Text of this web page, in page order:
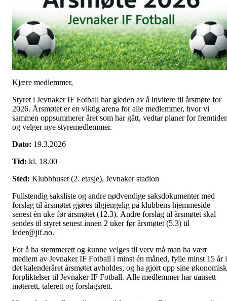
Kjære medlemmer,
Styret i Jevnaker IF Fotball har gleden av å invitere til årsmøte for
2026. Årsmøtet er en viktig arena for alle medlemmer, hvor vi
sammen oppsummerer året som har gått, vedtar planer for
og velger nye styremedlemmer.
Dato: 19.3.2026
Tid: kl. 18.00
Sted: Klubbhuset (2. etasje), Jevnaker stadion
Fullstendig saksliste og andre nødvendige saksdokumenter med
forslag til årsmøtet gjøres tilgjengelig på klubbens hjemmeside
senest én uke før årsmøtet (12.3). Andre forslag til årsmøtet skal
sendes til styret senest innen 2 uker før årsmøtet (5.3) til
leder@jif.no.
For å ha stemmerett og kunne velges til verv må man ha vært
medlem av Jevnaker IF Fotball i minst én måned, fylle minst 15 år i
det kalenderåret årsmøtet avholdes, og ha gjort opp sine
forpliktelser til Jevnaker IF Fotball. Alle medlemmer har uansett
møterett, talerett og forslagsrett.